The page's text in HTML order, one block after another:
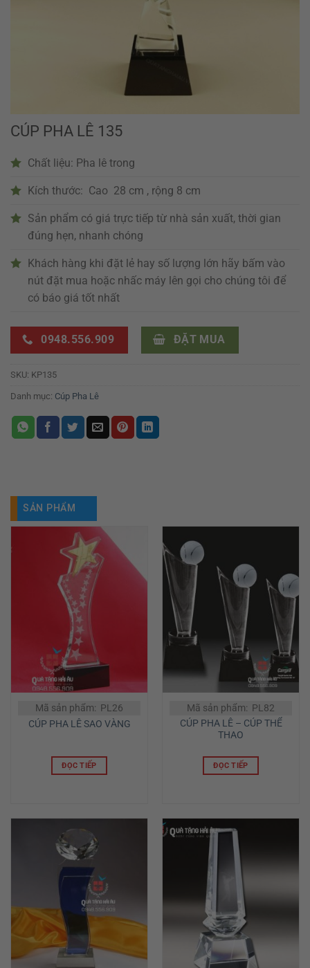
CÚP PHA LÊ 135
Chất liệu: Pha lê trong
Kích thước: Cao 28 cm , rộng 8 cm
Sản phẩm có giá trực tiếp từ nhà sản xuất, thời gian
đúng hẹn, nhanh chóng
Khách hàng khi đặt lẻ hay số lượng lớn hãy bấm vào
nút đặt mua hoặc nhấc máy lên gọi cho chúng tôi để
có báo giá tốt nhất
0948.556.909 ĐẶT MUA
SKU: KP135
Danh mục: Cúp Pha Lê
SẢN PHẨM
TƯƠNG TỰ
Mã sản phẩm: PL26
CÚP PHA LÊ SAO VÀNG
ĐỌC TIẾP
Mã sản phẩm: PL82
CÚP PHA LÊ – CÚP THỂ
THAO
ĐỌC TIẾP